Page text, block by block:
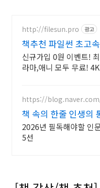
http://filesun.pro 광고
책추천 파일썬 초고
간 보기!
신규가입 0원 이벤트!
라마,애니 모두 무료!
https://
책 속의 한줄 인생의
2026년 필독해야할 인
5선